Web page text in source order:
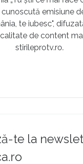
emisiune
te iubesc",
de content
stirileprotv.ro.
te la